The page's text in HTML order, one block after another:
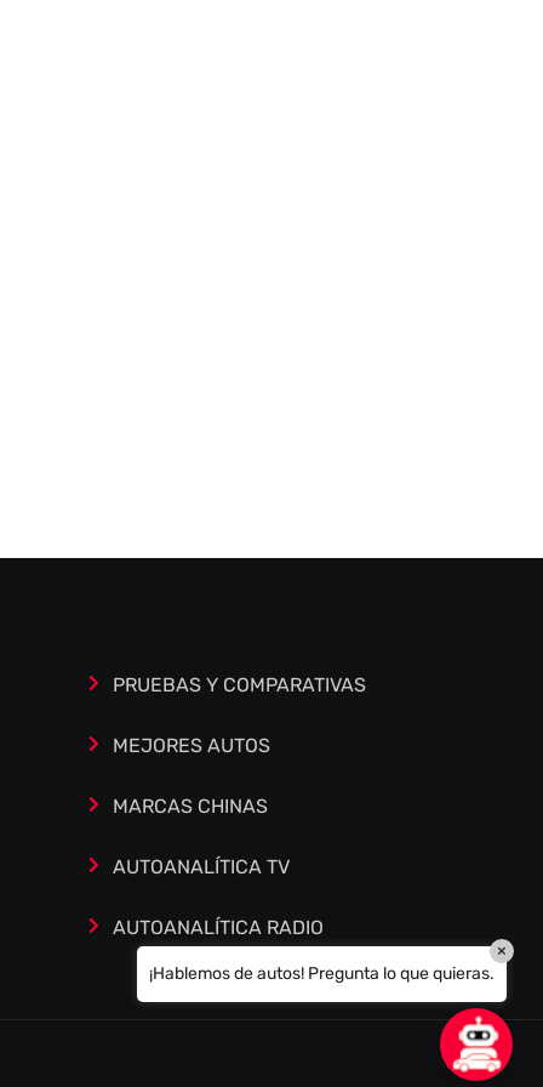
PRUEBAS Y COMPARATIVAS
MEJORES AUTOS
MARCAS CHINAS
AUTOANALÍTICA TV
AUTOANALÍTICA RADIO
IA en desarrollo. Autoanalítica optimiza
¡Hablemos de autos! Pregunta lo que quieras.
×